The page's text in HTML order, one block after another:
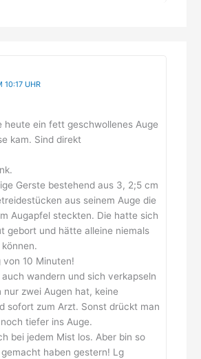
10:17 UHR
heute ein fett geschwollenes Auge
kam. Sind direkt
Gerste bestehend aus 3, 2;5 cm
aus seinem Auge die
Augapfel steckten. Die hatte sich
gebort und hätte alleine niemals
von 10 Minuten!
wandern und sich verkapseln
nur zwei Augen hat, keine
sofort zum Arzt. Sonst drückt man
tiefer ins Auge.
bei jedem Mist los. Aber bin so
haben gestern! Lg